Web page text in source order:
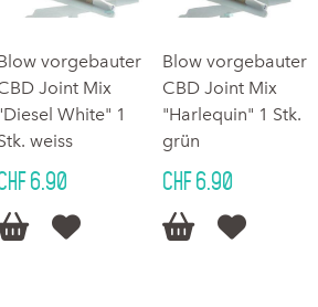
vorgebauter
Joint Mix
White" 1
weiss
6.90

Blow vorgebauter
CBD Joint Mix
"Harlequin" 1 Stk.
grün
CHF 6.90
 